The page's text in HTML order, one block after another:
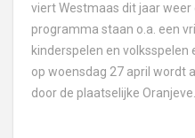
viert Westmaas dit jaar weer
programma staan o.a. een
kinderspelen en
op woensdag 27 april wordt
door de plaatselijke